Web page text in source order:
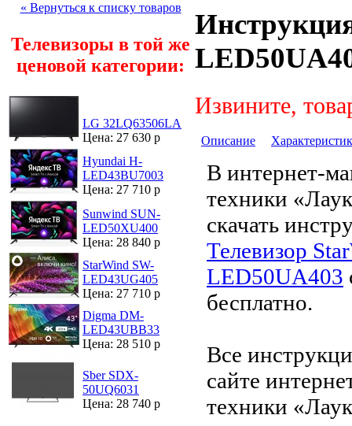
« Вернуться к списку товаров
Телевизоры в той же
ценовой категории:
LG 32LQ63506LA
Цена: 27 630 р
Hyundai H-
LED43BU7003
Цена: 27 710 р
Sunwind SUN-
LED50XU400
Цена: 28 840 р
StarWind SW-
LED43UG405
Цена: 27 710 р
Digma DM-
LED43UBB33
Цена: 28 510 р
Sber SDX-
50UQ6031
Цена: 28 740 р
Извините,
Описание
В интернет-
техники
скачать
Телевизор
LED50UA403
бесплатно.
Все
сайте
техники